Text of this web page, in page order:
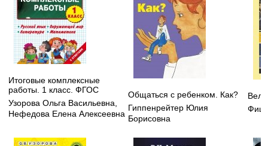
Итоговые комплексные
работы. 1 класс. ФГОС
Узорова Ольга Васильевна,
Нефедова Елена Алексеевна
Общаться с ребенком. Как?
Гиппенрейтер Юлия
Борисовна